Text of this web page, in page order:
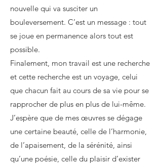
nouvelle qui va susciter un
bouleversement. C’est un message : tout
se joue en permanence alors tout est
possible.
Finalement, mon travail est une recherche
et cette recherche est un voyage, celui
que chacun fait au cours de sa vie pour se
rapprocher de plus en plus de lui-même.
J’espère que de mes œuvres se dégage
une certaine beauté, celle de l’harmonie,
de l’apaisement, de la sérénité, ainsi
qu’une poésie, celle du plaisir d’exister